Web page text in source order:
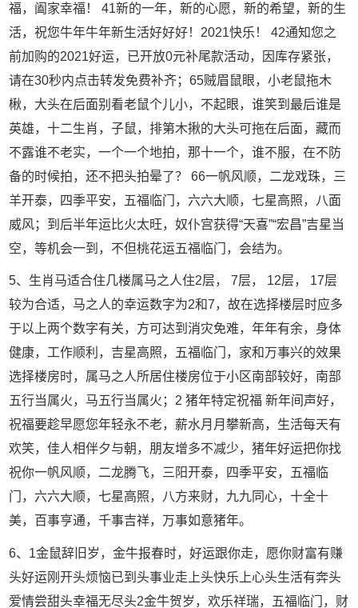
福，阖家幸福！ 41新的一年，新的心愿，新的希望，新的生
活，祝您牛年牛年新生活好好好！2021快乐！ 42通知您之
前加购的2021好运，已开放0元补尾款活动，因库存紧张，
请在30秒内点击转发免费补齐；65贼眉鼠眼，小老鼠拖木
楸，大头在后面别看老鼠个儿小，不起眼，谁笑到最后谁是
英雄，十二生肖，子鼠，排第木揪的大头可拖在后面，藏而
不露谁不老实，一个一个地拍，那十一个，谁不服，在不防
备的时候拍，还不把头拍晕了？ 66一帆风顺，二龙戏珠，三
羊开泰，四季平安，五福临门，六六大顺，七星高照，八面
威风；到后半年运比火太旺，奴仆宫获得“天喜”“宏昌”吉星当
空，等机会一到，不但桃花运五福临门，会结为。
5、生肖马适合住几楼属马之人住2层， 7层， 12层， 17层
较为合适，马之人的幸运数字为2和7，故在选择楼层时应多
于以上两个数字有关，方可达到消灾免难，年年有余，身体
健康，工作顺利，吉星高照，五福临门，家和万事兴的效果
选择楼房时，属马之人所居住楼房位于小区南部较好，南部
五行当属火，马五行当属火；2 猪年特定祝福 新年间声好，
祝福要趁早愿您年轻永不老，薪水月月攀新高，生活每天有
欢笑，佳人相伴夕与朝，朋友增多不减少，猪年好运把你找
祝你一帆风顺，二龙腾飞，三阳开泰，四季平安，五福临
门，六六大顺，七星高照，八方来财，九九同心，十全十
美，百事亨通，千事吉祥，万事如意猪年。
6、1金鼠辞旧岁，金牛报春时，好运跟你走，愿你财富有赚
头好运刚开头烦恼已到头事业走上头快乐上心头生活有奔头
爱情尝甜头幸福无尽头2金牛贺岁，欢乐祥瑞，五福临门，财